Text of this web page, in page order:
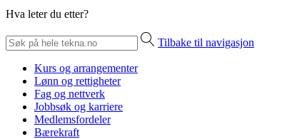
Hva leter du etter?
Tilbake til navigasjon
Kurs og arrangementer
Lønn og rettigheter
Fag og nettverk
Jobbsøk og karriere
Medlemsfordeler
Bærekraft